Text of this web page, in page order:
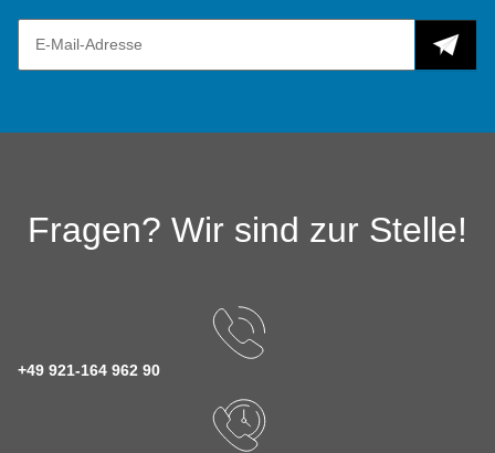
Fragen? Wir sind zur Stelle!
+49 921-164 962 90